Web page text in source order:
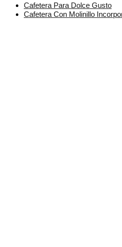
Cafetera Para Dolce Gusto
Cafetera Con Molinillo